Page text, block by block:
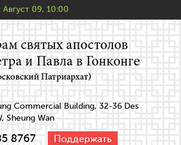
Август 09, 10:00
Commercial Building, 32-36 Des
Sheung Wan
8767 Поддержать